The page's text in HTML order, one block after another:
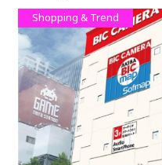
Shopping & Trend